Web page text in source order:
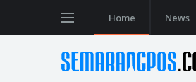
Home News